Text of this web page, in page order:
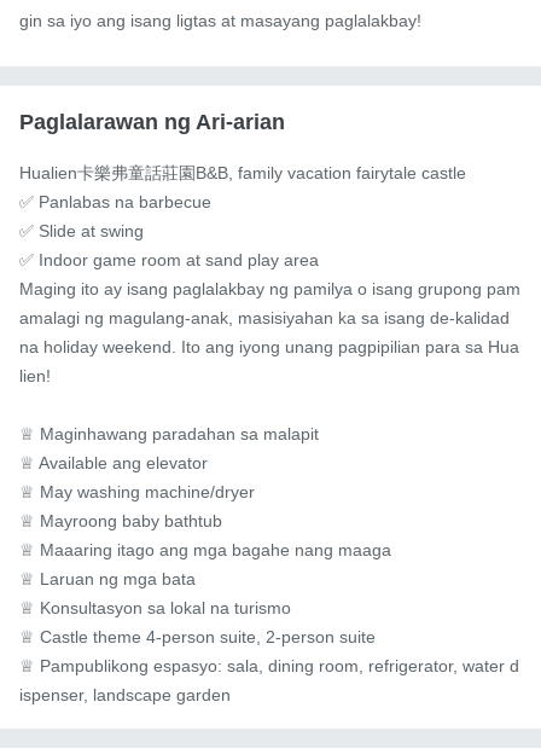
gin sa iyo ang isang ligtas at masayang paglalakbay!
Paglalarawan ng Ari-arian
Hualien卡樂弗童話莊園B&B, family vacation fairytale castle
✅ Panlabas na barbecue
✅ Slide at swing
✅ Indoor game room at sand play area
Maging ito ay isang paglalakbay ng pamilya o isang grupong pam
amalagi ng magulang-anak, masisiyahan ka sa isang de-kalidad
na holiday weekend. Ito ang iyong unang pagpipilian para sa Hua
lien!
♕ Maginhawang paradahan sa malapit
♕ Available ang elevator
♕ May washing machine/dryer
♕ Mayroong baby bathtub
♕ Maaaring itago ang mga bagahe nang maaga
♕ Laruan ng mga bata
♕ Konsultasyon sa lokal na turismo
♕ Castle theme 4-person suite, 2-person suite
♕ Pampublikong espasyo: sala, dining room, refrigerator, water d
ispenser, landscape garden